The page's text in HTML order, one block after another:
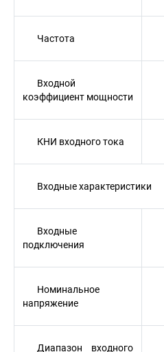
Частота
Входной
коэффициент мощности
КНИ входного тока
Входные характеристики
Входные
подключения
Номинальное
напряжение
Диапазон входного